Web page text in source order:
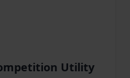
Utility